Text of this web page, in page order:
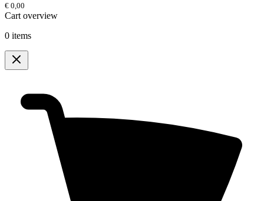
€ 0,00
Cart overview
0 items